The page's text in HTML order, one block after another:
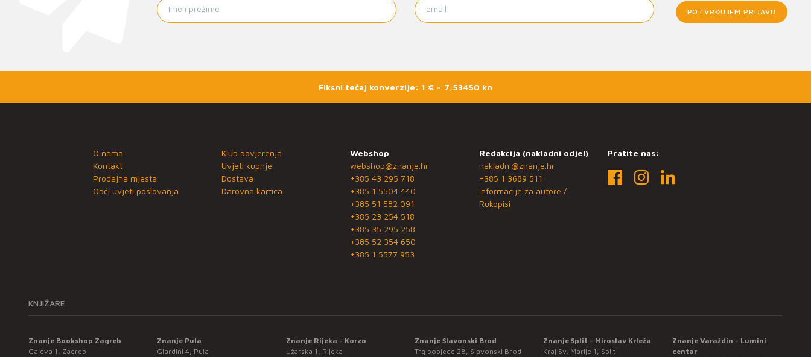
POTVRĐUJEM PRIJAVU
Fiksni tečaj konverzije: 1 € = 7,53450 kn
O nama
Kontakt
Prodajna mjesta
Opći uvjeti poslovanja
Klub povjerenja
Uvjeti kupnje
Dostava
Darovna kartica
Webshop
webshop@znanje.hr
+385 43 295 718
+385 1 5504 440
+385 51 582 091
+385 23 254 518
+385 35 295 258
+385 52 354 650
+385 1 5577 953
Redakcija (nakladni odjel)
nakladni@znanje.hr
+385 1 3689 511
Informacije za autore /
Rukopisi
Pratite nas:
KNJIŽARE
Znanje Bookshop Zagreb
Gajeva 1, Zagreb
Znanje Pula
Giardini 4, Pula
Znanje Rijeka - Korzo
Užarska 1, Rijeka
Znanje Slavonski Brod
Trg pobjede 28, Slavonski Brod
Znanje Split - Miroslav Krleža
Kraj Sv. Marije 1, Split
Znanje Varaždin - Lumini
centar